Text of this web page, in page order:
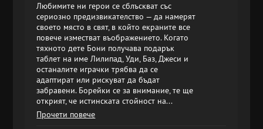
Любимите ни герои се сблъскват със
сериозно предизвикателство — да намерят
своето място в свят, в който екраните все
повече изместват въображението. Когато
тяхното дете Бони получава подарък
таблет на име Лилипад, Уди, Баз, Джеси и
останалите играчки трябва да се
адаптират или рискуват да бъдат
забравени. Борейки се за внимание, те ще
открият, че истинската стойност на...
Прочети повече